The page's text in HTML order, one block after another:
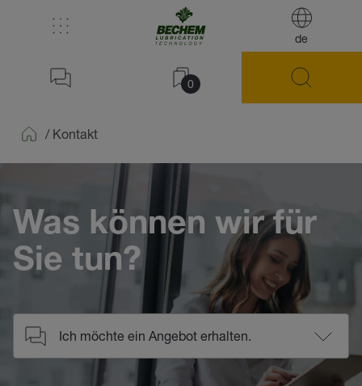
de
0
/ Kontakt
Was können wir für
Sie tun?